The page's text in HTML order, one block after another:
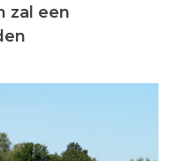
zal een